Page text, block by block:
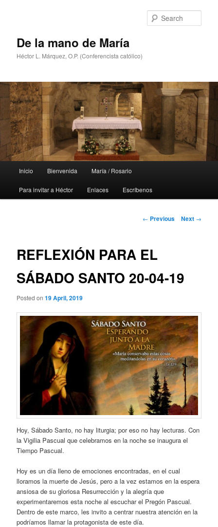
De la mano de María
Héctor L. Márquez, O.P. (Conferencista católico)
Inicio Bienvenida María / Rosario
Para invitar a Héctor Enlaces Escríbenos
Post
← Previous Next →
REFLEXIÓN PARA EL
SÁBADO SANTO 20-04-19
Posted on19 April, 2019
Hoy, Sábado Santo, no hay liturgia; por eso no hay lecturas. Con
la Vigilia Pascual que celebramos en la noche se inaugura el
Tiempo Pascual.
Hoy es un día lleno de emociones encontradas, en el cual
lloramos la muerte de Jesús, pero a la vez estamos en la espera
ansiosa de su gloriosa Resurrección y la alegría que
experimentaremos esta noche al escuchar el Pregón Pascual.
Dentro de este marco, les invito a centrar nuestra atención en la
podríamos llamar la protagonista de este día.